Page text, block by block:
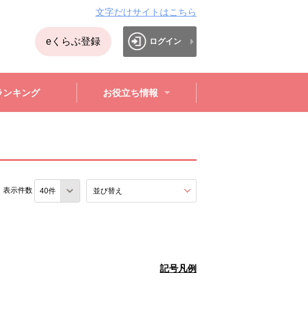
文字だけサイトはこちら
eくらぶ登録 ログイン
ンキング お役立ち情報
表示件数 並び替え
記号凡例